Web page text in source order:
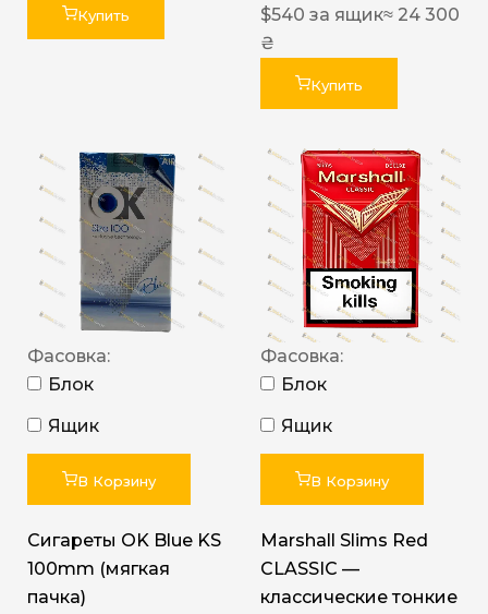
Купить
$540 за ящик≈ 24 300
₴
Купить
Фасовка:
Блок
Ящик
В Корзину
Сигареты OK Blue KS
100mm (мягкая
пачка)
Фасовка:
Блок
Ящик
В Корзину
Marshall Slims Red
CLASSIC —
классические тонкие